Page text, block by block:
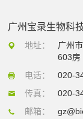
广州宝录生物科
地址：
广州
603房
电话：
020-
传真：
020-
邮箱：